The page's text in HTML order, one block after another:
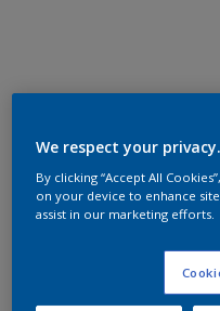
We respect your privacy.
By clicking “Accept All
on your device to enhance
assist in our marketing efforts.